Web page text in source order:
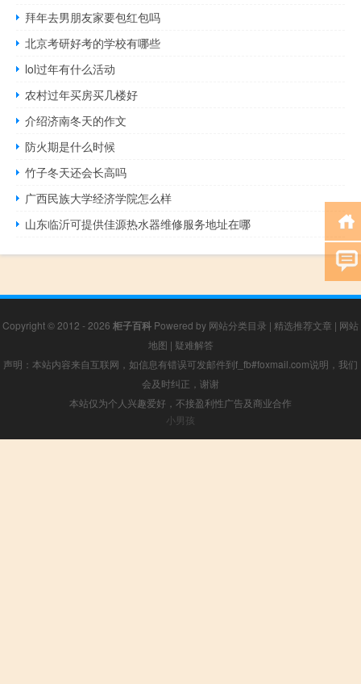
拜年去男朋友家要包红包吗
北京考研好考的学校有哪些
lol过年有什么活动
农村过年买房买几楼好
介绍济南冬天的作文
防火期是什么时候
竹子冬天还会长高吗
广西民族大学经济学院怎么样
山东临沂可提供佳源热水器维修服务地址在哪
Copyright © 2012 - 2026 柜子百科 Powered by 网站分类目录 | 精选推荐文章 | 网站
地图 | 疑难解答
声明：本站内容来自互联网，如信息有错误可发邮件到f_fb#foxmail.com说明，我们
会及时纠正，谢谢
本站仅为个人兴趣爱好，不接盈利性广告及商业合作
小男孩